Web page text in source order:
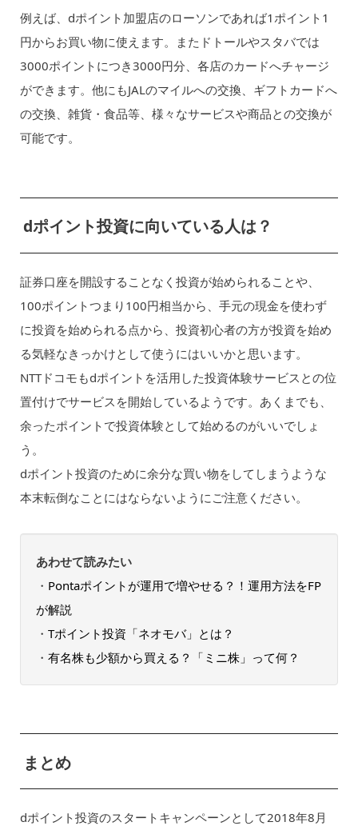
例えば、dポイント加盟店のローソンであれば1ポイント1
円からお買い物に使えます。またドトールやスタバでは
3000ポイントにつき3000円分、各店のカードへチャージ
ができます。他にもJALのマイルへの交換、ギフトカードへ
の交換、雑貨・食品等、様々なサービスや商品との交換が
可能です。
dポイント投資に向いている人は？
証券口座を開設することなく投資が始められることや、
100ポイントつまり100円相当から、手元の現金を使わず
に投資を始められる点から、投資初心者の方が投資を始め
る気軽なきっかけとして使うにはいいかと思います。
NTTドコモもdポイントを活用した投資体験サービスとの位
置付けでサービスを開始しているようです。あくまでも、
余ったポイントで投資体験として始めるのがいいでしょ
う。
dポイント投資のために余分な買い物をしてしまうような
本末転倒なことにはならないようにご注意ください。
あわせて読みたい
・ Pontaポイントが運用で増やせる？！運用方法をFP
が解説
・ Tポイント投資「ネオモバ」とは？
・ 有名株も少額から買える？「ミニ株」って何？
まとめ
dポイント投資のスタートキャンペーンとして2018年8月